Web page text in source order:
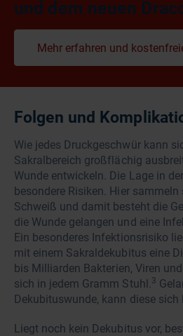
und dem neuen
Mehr erfahren und
Folgen und
Wie jedes Druckgeschwür kann
Sakralbereich großflächig
Wunde entwickeln. Die Lage in
besondere Risiken. Hier sammeln
Schweiß und damit besteht die
die Wunde gelangen und eine
Ein besonderes Infektionsrisiko
mit einem Sakraldekubitus eine
bis Milliarden Bakterien, Viren
sich in jedem Gramm Stuhl.3
Dekubituswunde, kann diese
Liegt noch kein Dekubitus vor,